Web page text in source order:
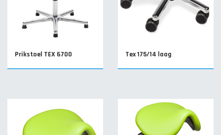
Prikstoel TEX 6700 Tex 175/14 laag